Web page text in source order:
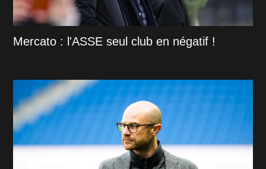
Mercato : l'ASSE seul club en négatif !